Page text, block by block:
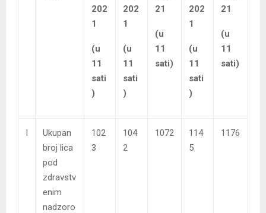
202
1
(u
11
sati
)
202
1
(u
11
sati
)
21
(u
11
sati)
202
1
(u
11
sati
)
21
(u
11
sati)
I
Ukupan
broj lica
pod
zdravstv
enim
nadzoro
102
3
104
2
1072
114
5
1176